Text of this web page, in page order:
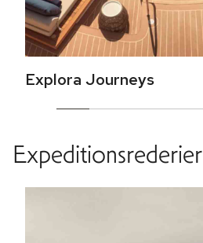
Explora Journeys
Expeditionsrederier